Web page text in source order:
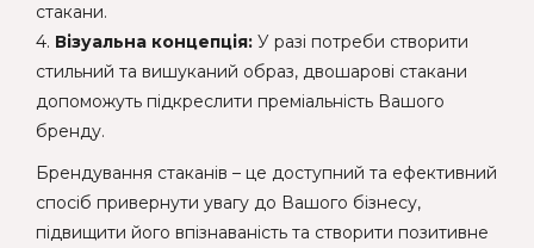
стакани.
4. Візуальна концепція: У разі потреби створити
стильний та вишуканий образ, двошарові стакани
допоможуть підкреслити преміальність Вашого
бренду.
Брендування стаканів – це доступний та ефективний
спосіб привернути увагу до Вашого бізнесу,
підвищити його впізнаваність та створити позитивне